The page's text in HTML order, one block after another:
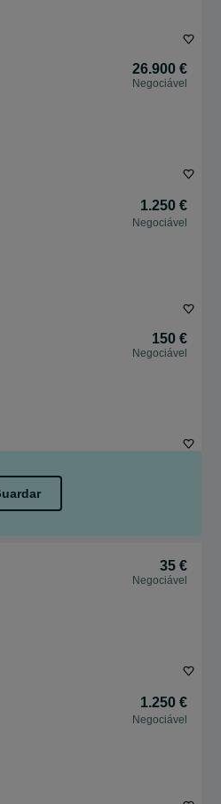
26.900 €
Negociável
1.250 €
Negociável
150 €
Negociável
35 €
Negociável
1.250 €
Negociável